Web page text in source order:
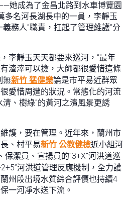
她成為了金昌北路到水車博覽園
多名河長湖長中的一員，李靜玉
務人”職責，扛起了管理維護“分
李靜玉天天都要來巡河，“最年
渣滓可以撿，大師都很愛惜這條
無新竹 猛健樂論是市平易近群眾
愛惜周遭的狀況。常態化的河流
清、樹綠”的黃河之濱風景更誘
護，要在管理。近年來，蘭州市
、村平易新竹 公教健檢近小組河
潔員、宣揚員的“3+X”河洪道巡
河洪道管理反應機制，全力護
州段出境水質綜合評價也持續4
一河凈水送下流。